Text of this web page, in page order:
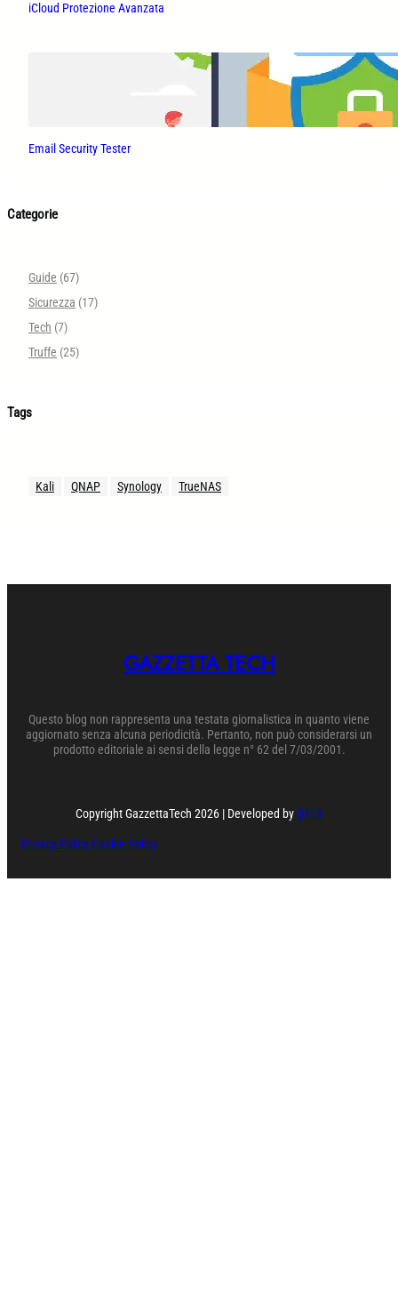
iCloud Protezione Avanzata
Email Security Tester
Categorie
Guide (67)
Sicurezza (17)
Tech (7)
Truffe (25)
Tags
Kali QNAP Synology TrueNAS
GAZZETTA TECH
Questo blog non rappresenta una testata giornalistica in quanto viene
aggiornato senza alcuna periodicità. Pertanto, non può considerarsi un
prodotto editoriale ai sensi della legge n° 62 del 7/03/2001.
Copyright GazzettaTech 2026 | Developed byOTTS
Privacy PolicyCookie Policy